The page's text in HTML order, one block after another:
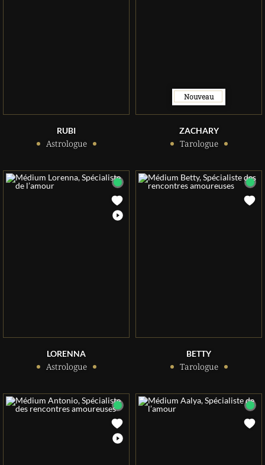
RUBI
Astrologue
Nouveau
ZACHARY
Tarologue
LORENNA
Astrologue
BETTY
Tarologue